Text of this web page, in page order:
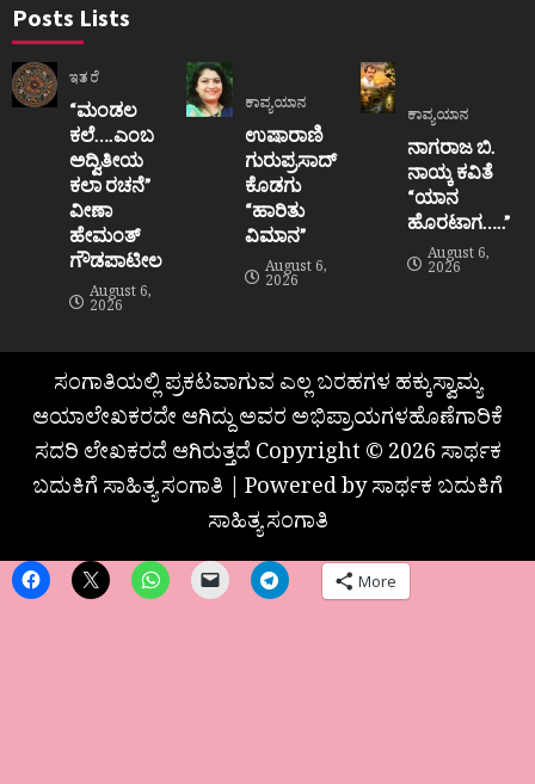
Posts Lists
ಇತರೆ
“ಮಂಡಲ
ಕಲೆ….ಎಂಬ
ಅದ್ವಿತೀಯ
ಕಲಾ ರಚನೆ”‌
ವೀಣಾ
ಹೇಮಂತ್‌
ಗೌಡಪಾಟೀಲ
August 6,
2026
ಕಾವ್ಯಯಾನ
ಉಷಾರಾಣಿ
ಗುರುಪ್ರಸಾದ್
ಕೊಡಗು
“ಹಾರಿತು
ವಿಮಾನ”
August 6,
2026
ಕಾವ್ಯಯಾನ
ನಾಗರಾಜ ಬಿ.
ನಾಯ್ಕ ಕವಿತೆ
“ಯಾನ
ಹೊರಟಾಗ…..”
August 6,
2026
ಸಂಗಾತಿಯಲ್ಲಿ ಪ್ರಕಟವಾಗುವ ಎಲ್ಲ ಬರಹಗಳ ಹಕ್ಕುಸ್ವಾಮ್ಯ
ಆಯಾಲೇಖಕರದೇ ಆಗಿದ್ದು ಅವರ ಅಭಿಪ್ರಾಯಗಳಹೊಣೆಗಾರಿಕೆ
ಸದರಿ ಲೇಖಕರದೆ ಆಗಿರುತ್ತದೆ Copyright © 2026 ಸಾರ್ಥಕ
ಬದುಕಿಗೆ ಸಾಹಿತ್ಯ ಸಂಗಾತಿ | Powered by ಸಾರ್ಥಕ ಬದುಕಿಗೆ
ಸಾಹಿತ್ಯ ಸಂಗಾತಿ
More